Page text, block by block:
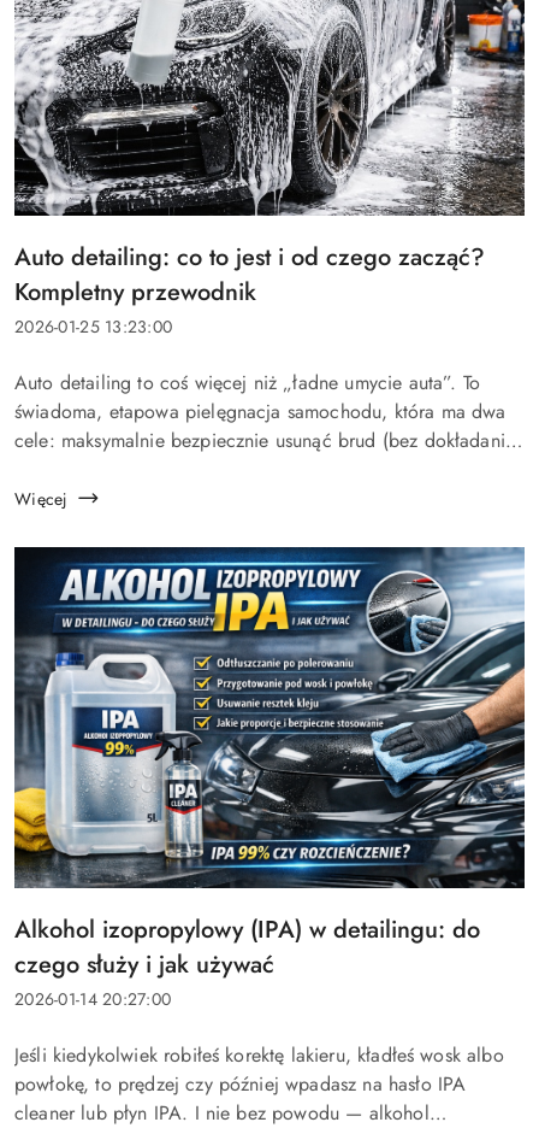
Tytuł
artykułu:
Auto detailing: co to jest i od czego zacząć?
Kompletny przewodnik
Data
2026-01-25 13:23:00
Treść
artykułu:
Auto detailing to coś więcej niż „ładne umycie auta”. To
świadoma, etapowa pielęgnacja samochodu, która ma dwa
cele: maksymalnie bezpiecznie usunąć brud (bez dokładania
świetnie...
Więcej
Tytuł
artykułu:
Alkohol izopropylowy (IPA) w detailingu: do
czego służy i jak używać
Data
2026-01-14 20:27:00
Treść
artykułu:
Jeśli kiedykolwiek robiłeś korektę lakieru, kładłeś wosk albo
powłokę, to prędzej czy później wpadasz na hasło IPA
cleaner lub płyn IPA. I nie bez powodu — alkohol